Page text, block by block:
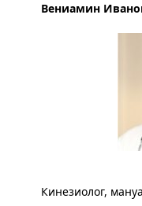
Вениамин
Кинезиолог,